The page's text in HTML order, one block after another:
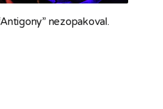
nezopakoval.